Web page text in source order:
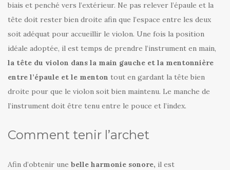
biais et penché vers l’extérieur. Ne pas relever l’épaule et la
tête doit rester bien droite afin que l’espace entre les deux
soit adéquat pour accueillir le violon. Une fois la position
idéale adoptée, il est temps de prendre l’instrument en main,
la tête du violon dans la main gauche et la mentonnière
entre l’épaule et le menton tout en gardant la tête bien
droite pour que le violon soit bien maintenu. Le manche de
l’instrument doit être tenu entre le pouce et l’index.
Comment tenir l’archet
Afin d’obtenir une belle harmonie sonore, il est